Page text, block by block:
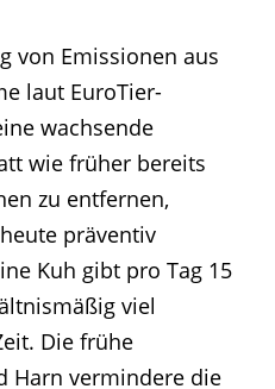
von Emissionen aus
laut EuroTier-
wachsende
wie früher bereits
zu entfernen,
präventiv
Kuh gibt pro Tag 15
viel
Die frühe
Harn vermindere die